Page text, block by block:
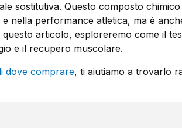
sostitutiva. Questo composto
nella performance atletica, ma è
articolo, esploreremo come il
e il recupero muscolare.
dove comprare, ti aiutiamo a trovarlo